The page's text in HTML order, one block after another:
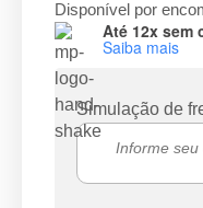
Disponível por
Até 12x sem
Saiba mais
Simulação de